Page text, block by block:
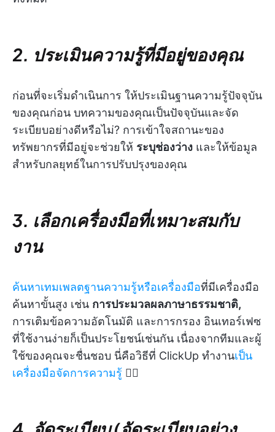
2. ประเมินความรู้ที่มีอยู่ของคุณ
ก่อนที่จะเริ่มดำเนินการ ให้ประเมินฐานความรู้ปัจจุบัน
ของคุณก่อน บทความของคุณเป็นปัจจุบันและจัด
ระเบียบอย่างดีหรือไม่? การเข้าใจสถานะของ
ทรัพยากรที่มีอยู่จะช่วยให้ ระบุช่องว่าง และให้ข้อมูล
สำหรับกลยุทธ์ในการปรับปรุงของคุณ
3. เลือกเครื่องมือที่เหมาะสมกับ
งาน
ค้นหาเทมเพลตฐานความรู้หรือเครื่องมือที่มีเครื่องมือ
ค้นหาขั้นสูง เช่น การประมวลผลภาษาธรรมชาติ,
การเติมข้อความอัตโนมัติ และการกรอง อินเทอร์เฟซ
ที่ใช้งานง่ายก็เป็นประโยชน์เช่นกัน เนื่องจากทีมและผู้
ใช้ของคุณจะชื่นชอบ นี่คือวิธีที่ ClickUp ทำงานเป็น
เครื่องมือจัดการความรู้ 👇🏼